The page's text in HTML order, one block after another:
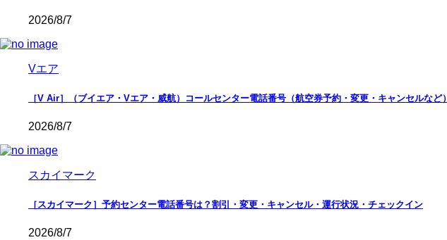
2026/8/7
Vエア
［V Air］（ブイエア・Vエア・威航）コールセンター電話番号（航空券予約・変更・キャンセルなど）
2026/8/7
スカイマーク
［スカイマーク］予約センター電話番号は？割引・変更・キャンセル・運行状況・チェックイン
2026/8/7